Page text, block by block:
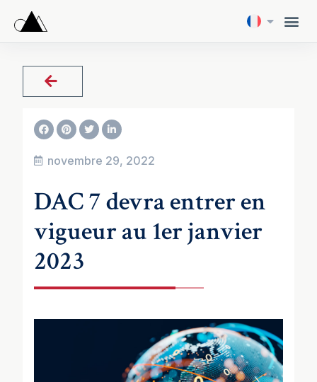
novembre 29, 2022
DAC 7 devra entrer en
vigueur au 1er janvier
2023